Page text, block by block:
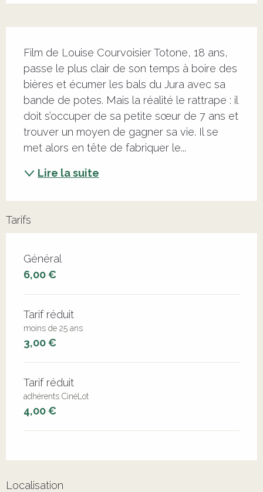
Film de Louise Courvoisier Totone, 18 ans,
passe le plus clair de son temps à boire des
bières et écumer les bals du Jura avec sa
bande de potes. Mais la réalité le rattrape : il
doit s’occuper de sa petite sœur de 7 ans et
trouver un moyen de gagner sa vie. Il se
met alors en tête de fabriquer le...
Lire la suite
Tarifs
Tarifs 2026
Général
6,00 €
Tarif réduit
moins de 25 ans
3,00 €
Tarif réduit
adhérents CinéLot
4,00 €
Localisation